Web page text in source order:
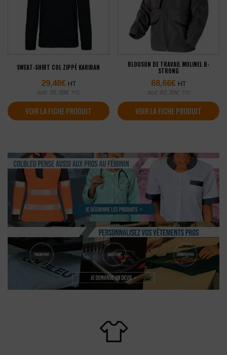
SWEAT-SHIRT COL ZIPPÉ KARIBAN
29,48€ HT
soit 35,38€ TTC
VOIR LA FICHE PRODUIT
BLOUSON DE TRAVAIL MOLINEL B-
STRONG
68,66€ HT
soit 82,39€ TTC
VOIR LA FICHE PRODUIT